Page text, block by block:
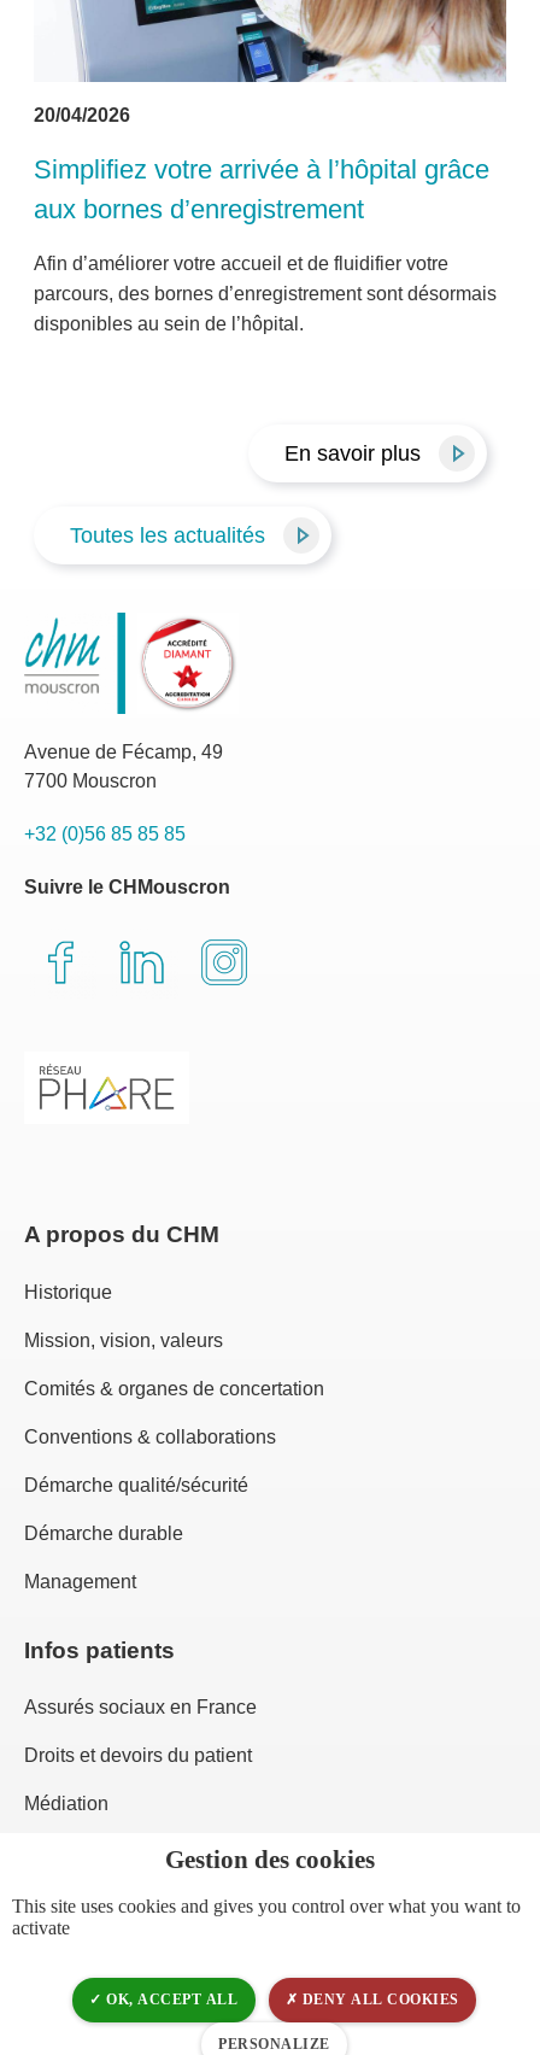
20/04/2026
Simplifiez votre arrivée à l’hôpital grâce
aux bornes d’enregistrement
Afin d’améliorer votre accueil et de fluidifier votre
parcours, des bornes d’enregistrement sont désormais
disponibles au sein de l’hôpital.
En savoir plus
Toutes les actualités
Avenue de Fécamp, 49
7700 Mouscron
+32 (0)56 85 85 85
Suivre le CHMouscron
A propos du CHM
Historique
Mission, vision, valeurs
Comités & organes de concertation
Conventions & collaborations
Démarche qualité/sécurité
Démarche durable
Management
Infos patients
Assurés sociaux en France
Droits et devoirs du patient
Médiation
Questionnaires de satisfaction
Consentement
This site uses cookies and gives you control over what you want to
activate
OK, ACCEPT ALL DENY ALL COOKIES
PERSONALIZE